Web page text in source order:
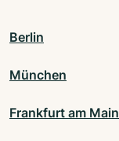
Berlin
München
Frankfurt am Main